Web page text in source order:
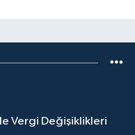
Vergi Değişiklikleri